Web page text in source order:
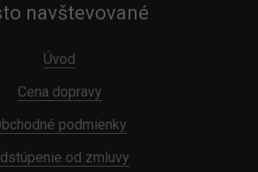
navštevované
Úvod
Cena dopravy
podmienky
od zmluvy